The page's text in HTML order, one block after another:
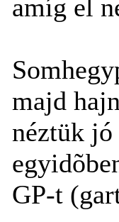
amíg el
majd
néztük jó
GP-t